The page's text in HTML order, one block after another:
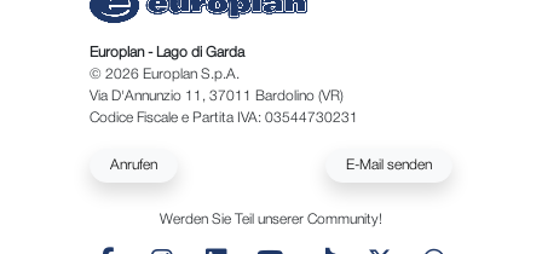
Europlan - Lago di Garda
© 2026 Europlan S.p.A.
Via D'Annunzio 11, 37011 Bardolino (VR)
Codice Fiscale e Partita IVA: 03544730231
Anrufen E-Mail senden
Werden Sie Teil unserer Community!